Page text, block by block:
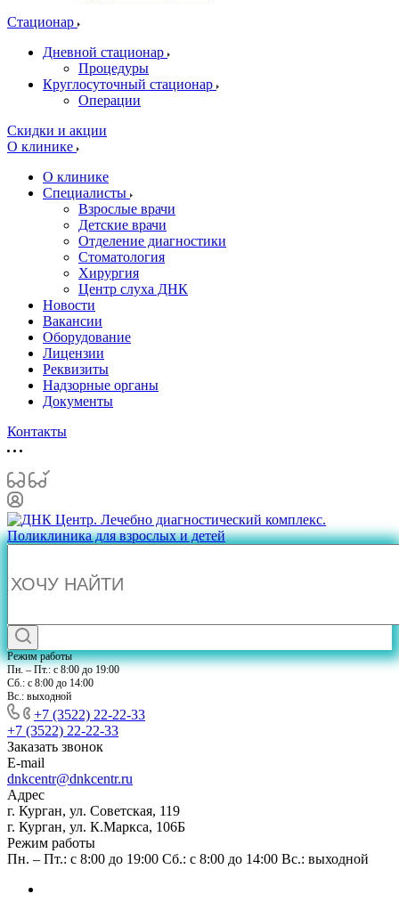
Стационар
Дневной стационар
Процедуры
Круглосуточный стационар
Операции
Скидки и акции
О клинике
О клинике
Специалисты
Взрослые врачи
Детские врачи
Отделение диагностики
Стоматология
Хирургия
Центр слуха ДНК
Новости
Вакансии
Оборудование
Лицензии
Реквизиты
Надзорные органы
Документы
Контакты
Режим работы
Пн. – Пт.: с 8:00 до 19:00
Сб.: с 8:00 до 14:00
Вс.: выходной
+7 (3522) 22-22-33
+7 (3522) 22-22-33
Заказать звонок
E-mail
dnkcentr@dnkcentr.ru
Адрес
г. Курган, ул. Советская, 119
г. Курган, ул. К.Маркса, 106Б
Режим работы
Пн. – Пт.: с 8:00 до 19:00 Сб.: с 8:00 до 14:00 Вс.: выходной